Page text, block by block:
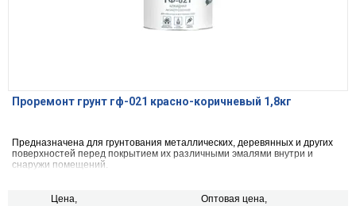
Проремонт грунт гф-021 красно-коричневый 1,8кг
Предназначена для грунтования металлических, деревянных и других
поверхностей перед покрытием их различными эмалями внутри и
снаружи помещений.
Цена, Оптовая цена,